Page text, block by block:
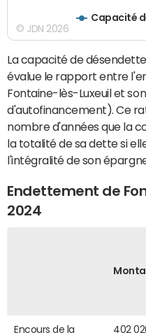
Capacité
© JDN 2026
La capacité de
évalue le rapport entre
Fontaine-lès-Luxeuil et
d'autofinancement). Ce
nombre d'années que la
la totalité de sa dette si
l'intégralité de son
Endettement de
2024
Encours de la
402